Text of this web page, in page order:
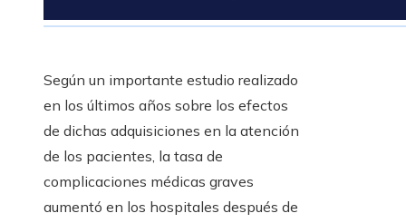
Según un importante estudio realizado
en los últimos años sobre los efectos
de dichas adquisiciones en la atención
de los pacientes, la tasa de
complicaciones médicas graves
aumentó en los hospitales después de